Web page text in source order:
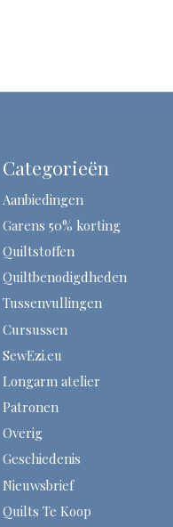
Categorieën
Aanbiedingen
Garens 50% korting
Quiltstoffen
Quiltbenodigdheden
Tussenvullingen
Cursussen
SewEzi.eu
Longarm atelier
Patronen
Overig
Geschiedenis
Nieuwsbrief
Quilts Te Koop